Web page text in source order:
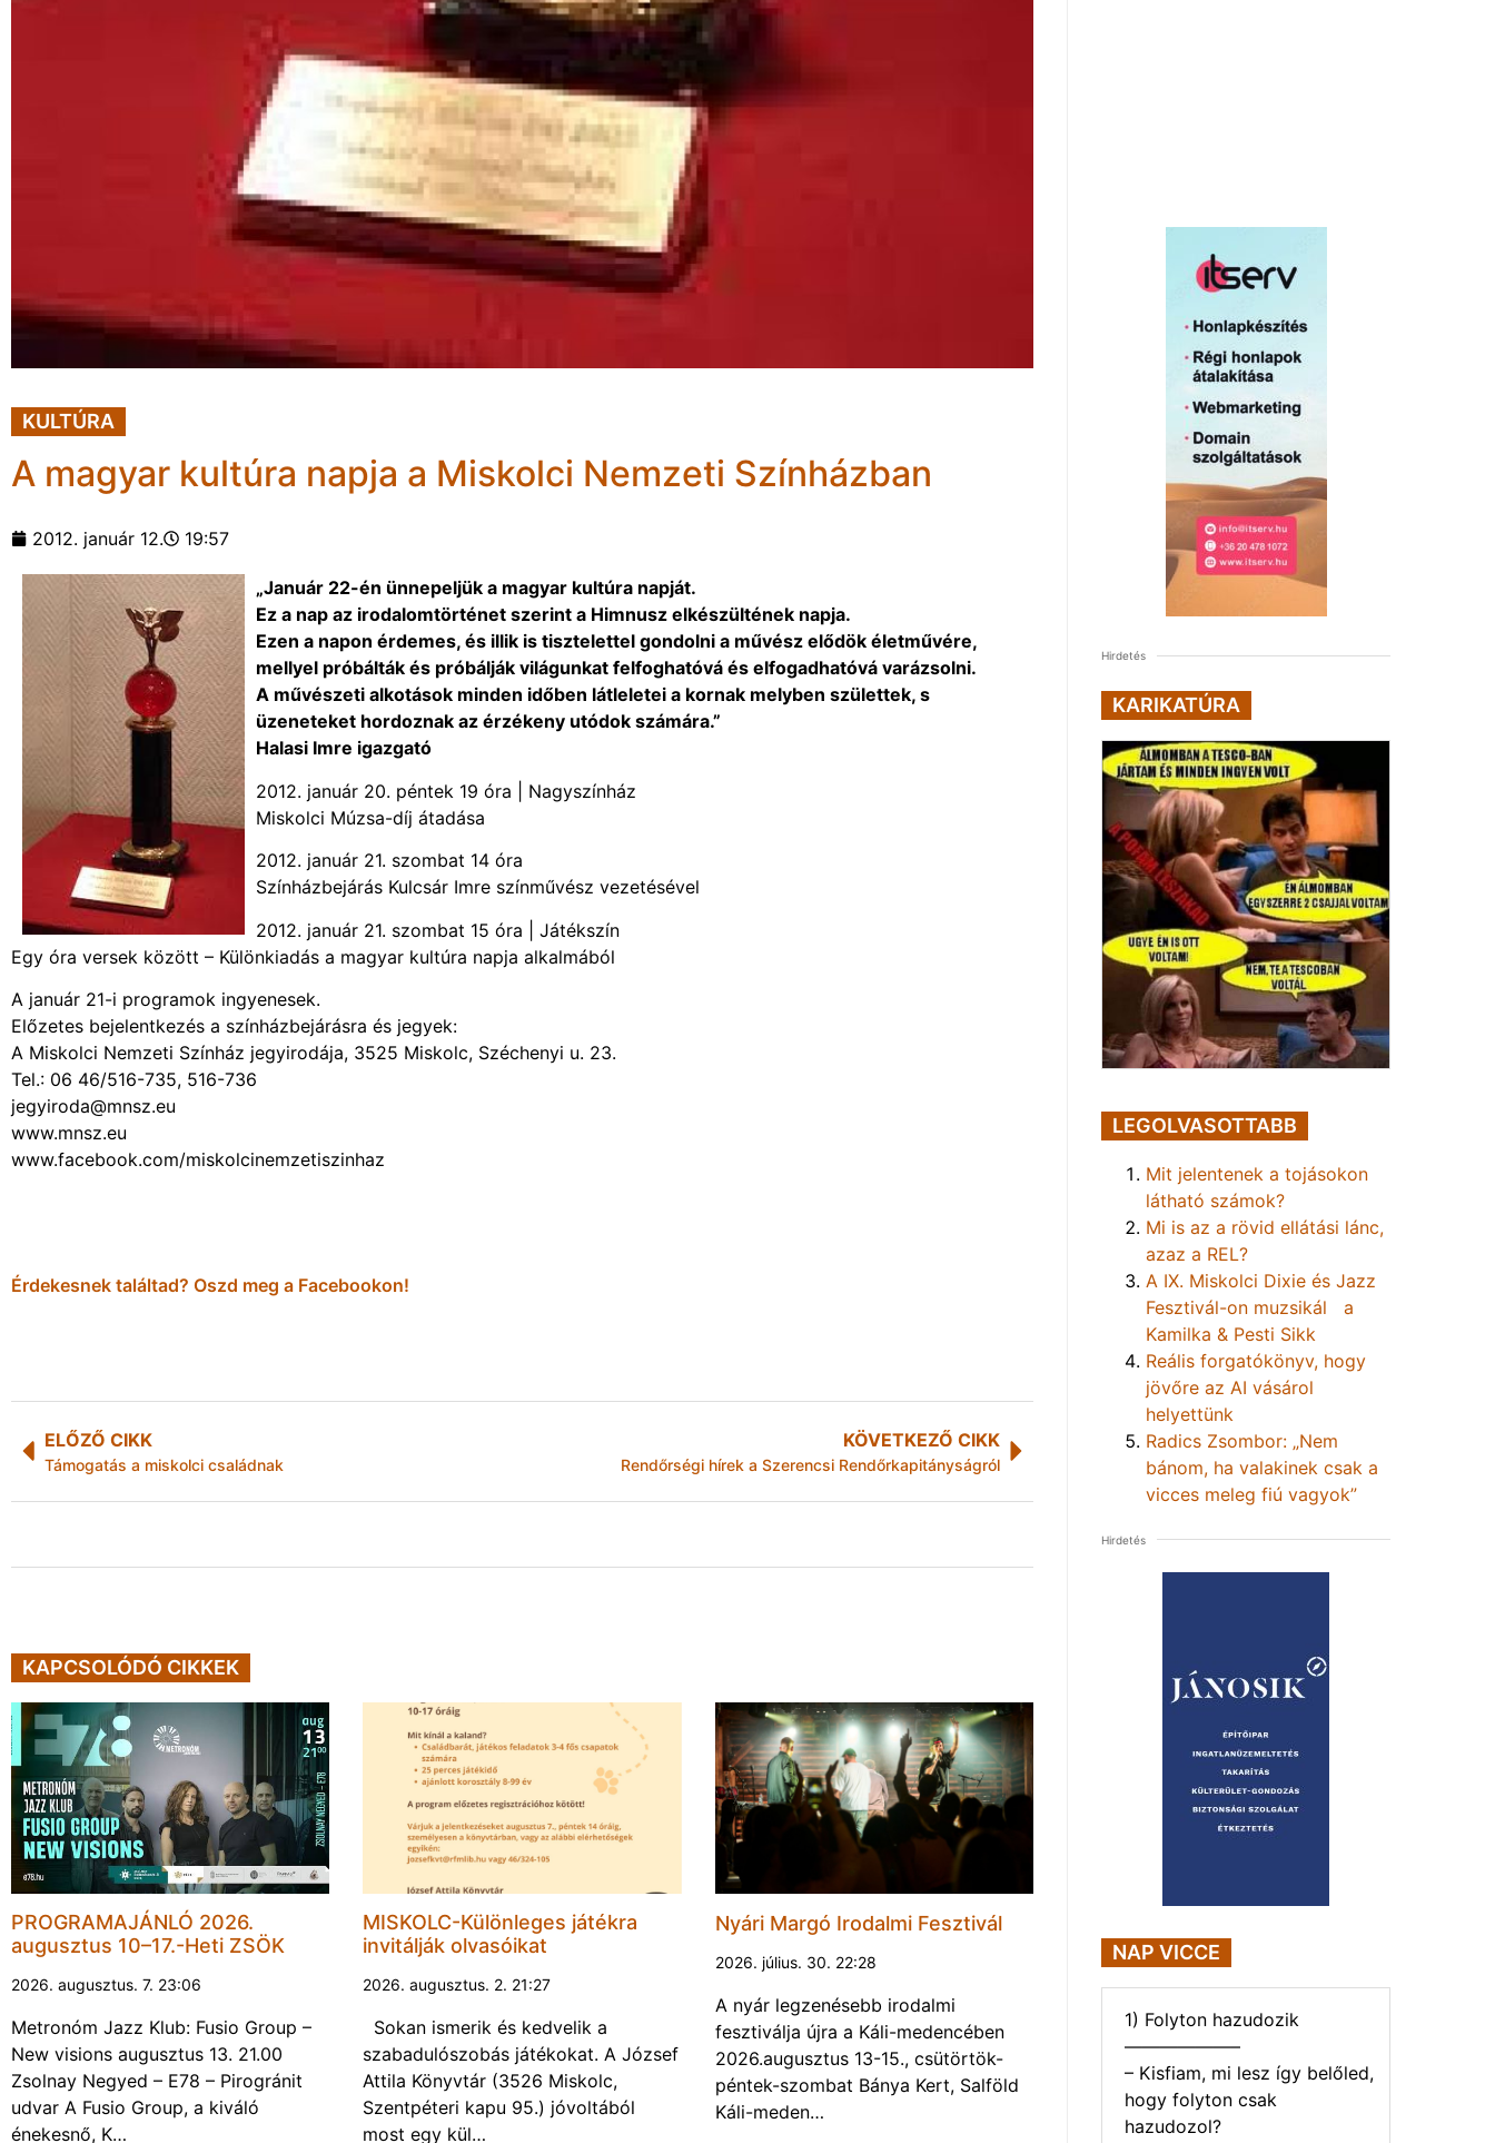
KULTÚRA
A magyar kultúra napja a Miskolci Nemzeti Színházban
2012. január 12. 19:57
„Január 22-én ünnepeljük a magyar kultúra napját.
Ez a nap az irodalomtörténet szerint a Himnusz elkészültének napja.
Ezen a napon érdemes, és illik is tisztelettel gondolni a művész elődök életművére,
mellyel próbálták és próbálják világunkat felfoghatóvá és elfogadhatóvá varázsolni.
A művészeti alkotások minden időben látleletei a kornak melyben születtek, s
üzeneteket hordoznak az érzékeny utódok számára.”
Halasi Imre igazgató
2012. január 20. péntek 19 óra | Nagyszínház
Miskolci Múzsa-díj átadása
2012. január 21. szombat 14 óra
Színházbejárás Kulcsár Imre színművész vezetésével
2012. január 21. szombat 15 óra | Játékszín
Egy óra versek között – Különkiadás a magyar kultúra napja alkalmából
A január 21-i programok ingyenesek.
Előzetes bejelentkezés a színházbejárásra és jegyek:
A Miskolci Nemzeti Színház jegyirodája, 3525 Miskolc, Széchenyi u. 23.
Tel.: 06 46/516-735, 516-736
jegyiroda@mnsz.eu
www.mnsz.eu
www.facebook.com/miskolcinemzetiszinhaz
Érdekesnek találtad? Oszd meg a Facebookon!
ELŐZŐ CIKK
Támogatás a miskolci családnak
KÖVETKEZŐ CIKK
Rendőrségi hírek a Szerencsi Rendőrkapitányságról
KAPCSOLÓDÓ CIKKEK
PROGRAMAJÁNLÓ 2026.
augusztus 10–17.-Heti ZSÖK
2026. augusztus. 7. 23:06
Metronóm Jazz Klub: Fusio Group –
New visions augusztus 13. 21.00
Zsolnay Negyed – E78 – Pirogránit
udvar A Fusio Group, a kiváló
énekesnő, K…
MISKOLC-Különleges játékra
invitálják olvasóikat
2026. augusztus. 2. 21:27
Sokan ismerik és kedvelik a
szabadulószobás játékokat. A József
Attila Könyvtár (3526 Miskolc,
Szentpéteri kapu 95.) jóvoltából
most egy kül…
Nyári Margó Irodalmi Fesztivál
2026. július. 30. 22:28
A nyár legzenésebb irodalmi
fesztiválja újra a Káli-medencében
2026.augusztus 13-15., csütörtök-
péntek-szombat Bánya Kert, Salföld
Káli-meden…
Hirdetés
KARIKATÚRA
LEGOLVASOTTABB
Mit jelentenek a tojásokon
látható számok?
Mi is az a rövid ellátási lánc,
azaz a REL?
A IX. Miskolci Dixie és Jazz
Fesztivál-on muzsikál a
Kamilka & Pesti Sikk
Reális forgatókönyv, hogy
jövőre az AI vásárol
helyettünk
Radics Zsombor: „Nem
bánom, ha valakinek csak a
vicces meleg fiú vagyok”
Hirdetés
NAP VICCE
1) Folyton hazudozik
——————–
– Kisfiam, mi lesz így belőled,
hogy folyton csak
hazudozol?